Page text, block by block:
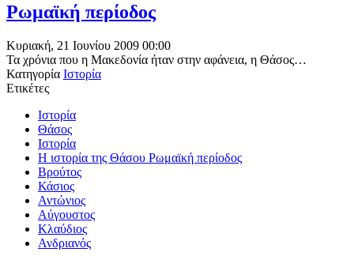
Ρωμαϊκή περίοδος
Κυριακή, 21 Ιουνίου 2009 00:00
Τα χρόνια που η Μακεδονία ήταν στην αφάνεια, η Θάσος…
Κατηγορία Ιστορία
Ετικέτες
Ιστορία
Θάσος
Iστορία
Η ιστορία της Θάσου Ρωμαϊκή περίοδος
Βρούτος
Κάσιος
Αντώνιος
Αύγουστος
Κλαύδιος
Ανδριανός